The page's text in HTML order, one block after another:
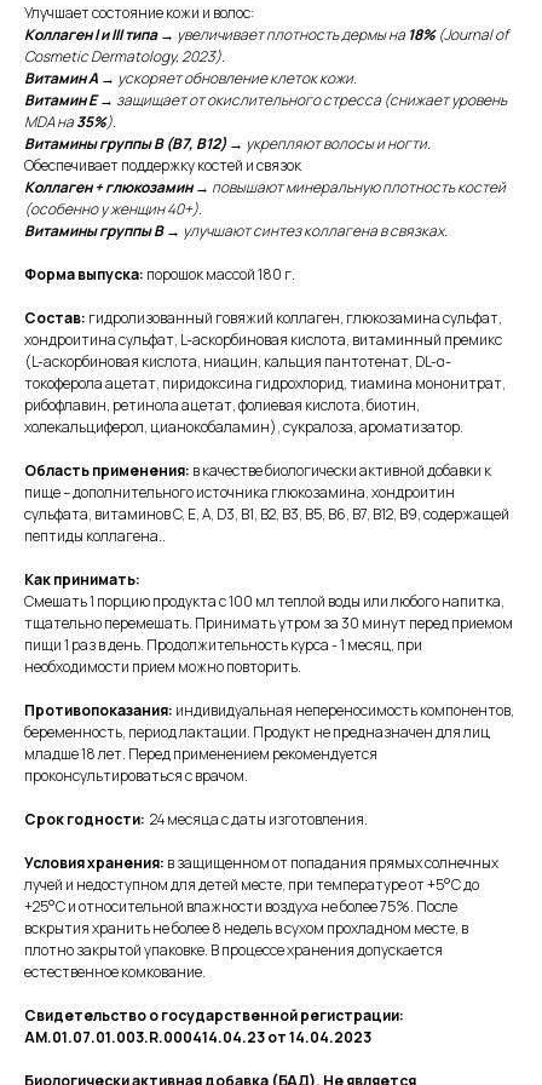
Улучшает состояние кожи и волос:
Коллаген I и III типа→ увеличивает плотность дермы на 18%(Journal of
Cosmetic Dermatology, 2023).
Витамин А → ускоряет обновление клеток кожи.
Витамин Е→ защищает от окислительного стресса (снижает уровень
MDA на35%).
Витамины группы В (B7, B12) → укрепляют волосы и ногти.
Обеспечивает поддержку костей и связок
Коллаген + глюкозамин→ повышают минеральную плотность костей
(особенно у женщин 40+).
Витамины группы В→ улучшают синтез коллагена в связках.
Форма выпуска: порошок массой 180 г.
Состав: гидролизованный говяжий коллаген, глюкозамина сульфат,
хондроитина сульфат, L-аскорбиновая кислота, витаминный премикс
(L-аскорбиновая кислота, ниацин, кальция пантотенат, DL-α-
токоферола ацетат, пиридоксина гидрохлорид, тиамина мононитрат,
рибофлавин, ретинола ацетат, фолиевая кислота, биотин,
холекальциферол, цианокобаламин), сукралоза, ароматизатор.
Область применения: в качестве биологически активной добавки к
пище – дополнительного источника глюкозамина, хондроитин
сульфата, витаминов C, E, A, D3, B1, B2, B3, B5, B6, B7, B12, B9, содержащей
пептиды коллагена..
Как принимать:
Смешать 1 порцию продукта с 100 мл теплой воды или любого напитка,
тщательно перемешать. Принимать утром за 30 минут перед приемом
пищи 1 раз в день. Продолжительность курса - 1 месяц, при
необходимости прием можно повторить.
Противопоказания: индивидуальная непереносимость компонентов,
беременность, период лактации. Продукт не предназначен для лиц
младше 18 лет. Перед применением рекомендуется
проконсультироваться с врачом.
Срок годности: 24 месяца с даты изготовления.
Условия хранения: в защищенном от попадания прямых солнечных
лучей и недоступном для детей месте, при температуре от +5°C до
+25°C и относительной влажности воздуха не более 75%. После
вскрытия хранить не более 8 недель в сухом прохладном месте, в
плотно закрытой упаковке. В процессе хранения допускается
естественное комкование.
Свидетельство о государственной регистрации:
AM.01.07.01.003.R.000414.04.23 от 14.04.2023
Биологически активная добавка (БАД). Не является
Связаться с нами:
info@supx.pro
© SupXcellence, 2026
Правовая информация
Политика обработки персональных данных
Мы работаем:
пн-вс: 10:00-19:00
Позвонить нам:
+7 926 090 32 31
О БРЕНДЕ
FAQ